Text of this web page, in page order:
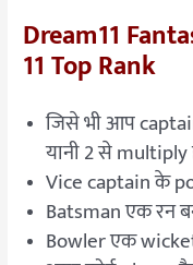
Dream11
11 Top Rank
जिसे भी आप
यानी 2 से multiply
Vice captain के
Batsman एक रन
Bowler एक